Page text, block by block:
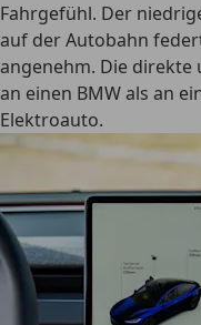
Fahrgefühl. Der
auf der Autobahn
angenehm. Die
an einen BMW als an
Elektroauto.